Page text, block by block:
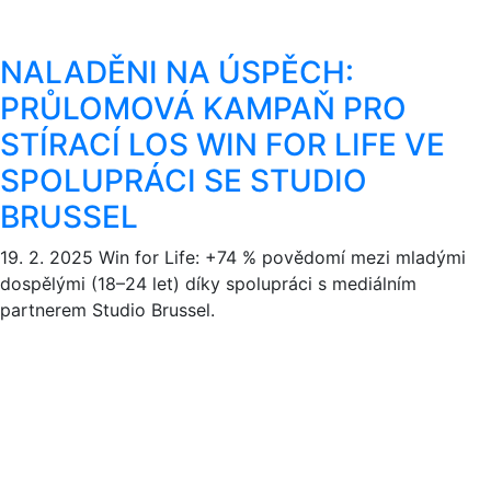
NALADĚNI NA ÚSPĚCH:
PRŮLOMOVÁ KAMPAŇ PRO
STÍRACÍ LOS WIN FOR LIFE VE
SPOLUPRÁCI SE STUDIO
BRUSSEL
19. 2. 2025 Win for Life: +74 % povědomí mezi mladými
dospělými (18–24 let) díky spolupráci s mediálním
partnerem Studio Brussel.